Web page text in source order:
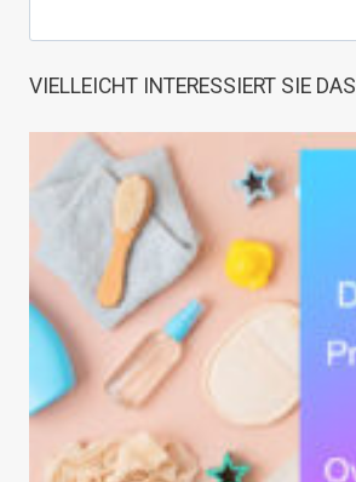
VIELLEICHT INTERESSIERT SIE DAS